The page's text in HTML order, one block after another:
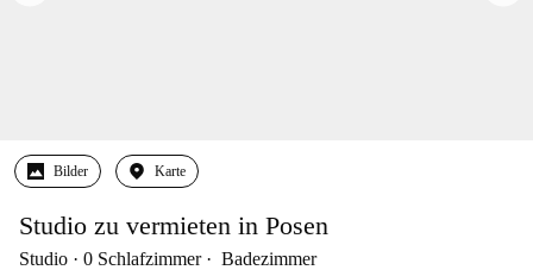
Bilder Karte
Studio zu vermieten in Posen
Studio 0 Schlafzimmer Badezimmer